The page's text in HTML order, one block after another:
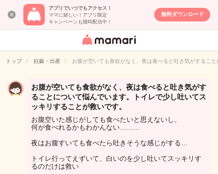
アプリでいつでもアクセス！
ママに嬉しい！アプリ限定
キャンペーンも随時配信中！
無料ダウンロード
女性専用匿名QA
イト
トップ 妊娠・出産 お腹が空いても食欲がなく、夜は食べると吐き気がするこ
お腹が空いても食欲がなく、夜は食べると吐き気がす
ることについて悩んでいます。トイレで少し吐いてス
ッキリすることが救いです。
お腹空いた感じがしても食べたいと思えないし、
何が食べれるかもわかんない………
夜はお腹すいても食べたら吐きそうな感じがする…
トイレ行ってえずいて、白いのを少し吐いてスッキリす
るのだけは救い